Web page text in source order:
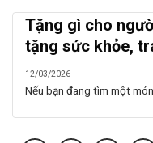
Tặng gì cho
tặng sức khỏe,
12/03/2026
Nếu bạn đang tìm một